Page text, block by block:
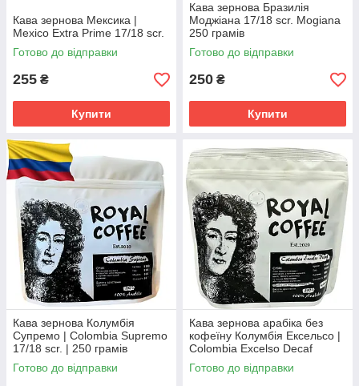
Кава зернова Мексика |
Mexico Extra Prime 17/18 scr.
Готово до відправки
255 ₴
Купити
Кава зернова Бразилія
Моджіана 17/18 scr. Mogiana
250 грамів
Готово до відправки
250 ₴
Купити
Кава зернова Колумбія
Супремо | Colombia Supremo
17/18 scr. | 250 грамів
Готово до відправки
Кава зернова арабіка без
кофеїну Колумбія Ексельсо |
Colombia Excelso Decaf
Готово до відправки